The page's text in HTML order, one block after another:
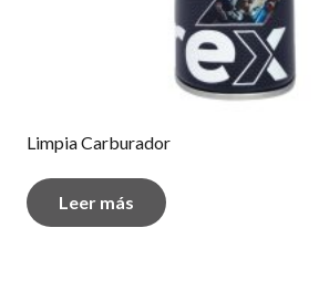
Limpia Carburador
Leer más